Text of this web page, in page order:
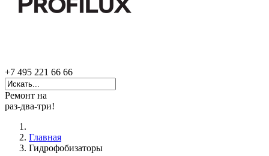
+7 495 221 66 66
Ремонт на
раз-два-три!
Главная
Гидрофобизаторы